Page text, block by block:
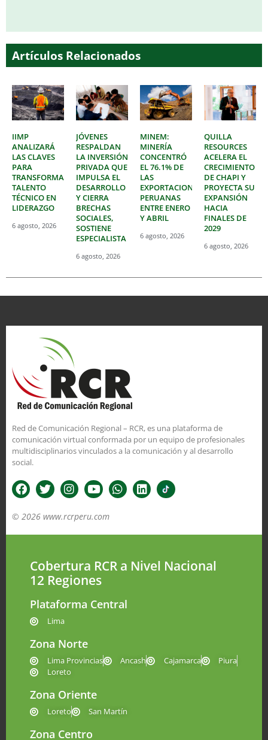
Artículos Relacionados
IIMP
ANALIZARÁ
LAS CLAVES
PARA
TRANSFORMAR
TALENTO
TÉCNICO EN
LIDERAZGO
6 agosto, 2026
JÓVENES
RESPALDAN
LA INVERSIÓN
PRIVADA QUE
IMPULSA EL
DESARROLLO
Y CIERRA
BRECHAS
SOCIALES,
SOSTIENE
ESPECIALISTA
6 agosto, 2026
MINEM:
MINERÍA
CONCENTRÓ
EL 76.1% DE
LAS
EXPORTACIONES
PERUANAS
ENTRE ENERO
Y ABRIL
6 agosto, 2026
QUILLA
RESOURCES
ACELERA EL
CRECIMIENTO
DE CHAPI Y
PROYECTA SU
EXPANSIÓN
HACIA
FINALES DE
2029
6 agosto, 2026
Red de Comunicación Regional – RCR, es una plataforma de
comunicación virtual conformada por un equipo de profesionales
multidisciplinarios vinculados a la comunicación y al desarrollo
social.
© 2026 www.rcrperu.com
Cobertura RCR a Nivel Nacional
12 Regiones
Plataforma Central
Lima
Zona Norte
Lima Provincias Ancash Cajamarca
Piura
Loreto
Zona Oriente
Loreto San Martín
Zona Centro